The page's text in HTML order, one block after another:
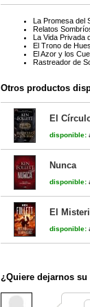
La Promesa del
Relatos
La Vida Privada
El Trono de
El Azor y los
Rastreador de
Otros productos
El
disponible:
Nunca
disponible:
El
disponible:
¿Quiere dejarnos